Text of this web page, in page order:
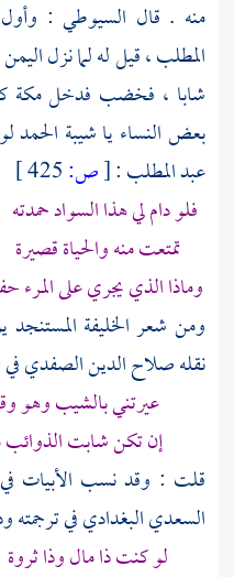
منه . قال السيوطي :
المطلب، قيل له لما نزلاليمن
شابا ، فخضب فدخلمكة
بعض النساء يا شيبة الحمد
عبد المطلب:
[ص:
فلو دام لي هذا السواد
تمتعت منه والحياة
وماذا الذي يجري على المرء
ومن شعر الخليفة المستنجد
نقلهصلاح الدين الصفدي
عيرتني بالشيب وهو
إن تكن شابت الذوائب
قلت : وقد نسب الأبيات في
السعدي البغداديفي ترجمته
لو كنت ذا مال وذا